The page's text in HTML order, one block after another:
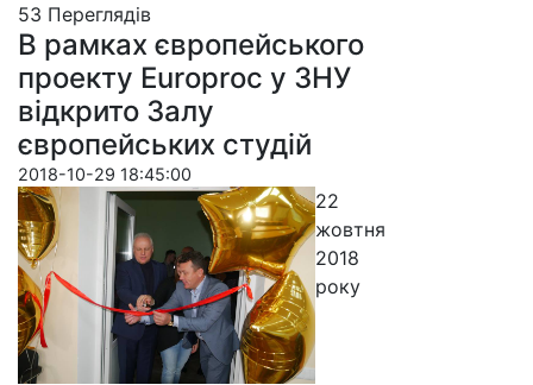
53 Пере­гля­дів
В рамках європейського
проекту Europroc у ЗНУ
відкрито Залу
європейських студій
2018-10-29 18:45:00
22
жовтня
2018
року